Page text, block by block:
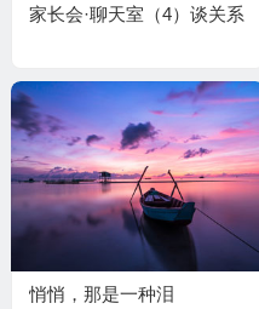
家长会·聊天室（4）谈关系
悄悄，那是一种泪